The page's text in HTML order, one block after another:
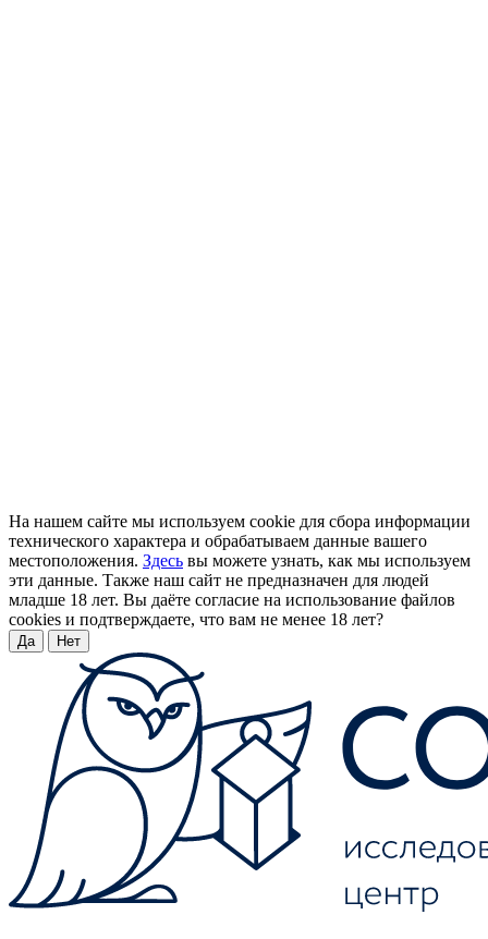
На нашем сайте мы используем cookie для сбора информации
технического характера и обрабатываем данные вашего
местоположения. Здесь вы можете узнать, как мы используем
эти данные. Также наш сайт не предназначен для людей
младше 18 лет. Вы даёте согласие на использование файлов
cookies и подтверждаете, что вам не менее 18 лет?
Да Нет